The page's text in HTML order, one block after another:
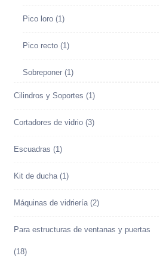
Pico loro (1)
Pico recto (1)
Sobreponer (1)
Cilindros y Soportes (1)
Cortadores de vidrio (3)
Escuadras (1)
Kit de ducha (1)
Máquinas de vidriería (2)
Para estructuras de ventanas y puertas
(18)